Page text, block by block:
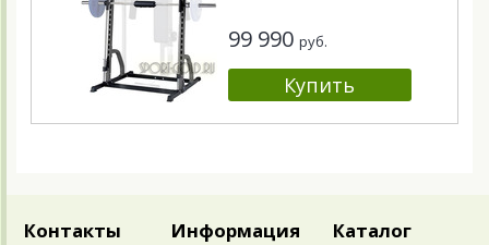
99 990 руб.
Контакты Информация Каталог